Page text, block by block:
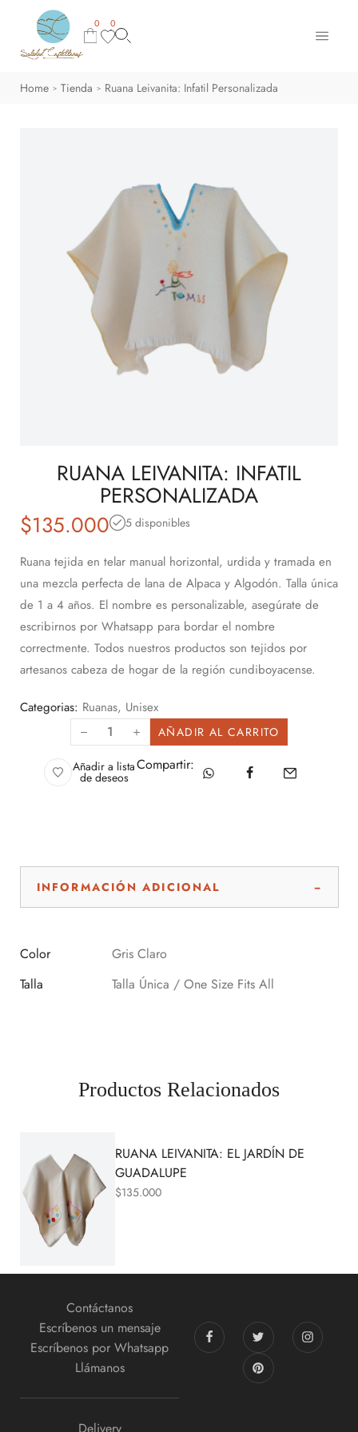
0 0
Home > Tienda > Ruana Leivanita: Infatil Personalizada
RUANA LEIVANITA: INFATIL
PERSONALIZADA
$135.000 5 disponibles
Ruana tejida en telar manual horizontal, urdida y tramada en
una mezcla perfecta de lana de Alpaca y Algodón. Talla única
de 1 a 4 años. El nombre es personalizable, asegúrate de
escribirnos por Whatsapp para bordar el nombre
correctmente. Todos nuestros productos son tejidos por
artesanos cabeza de hogar de la región cundiboyacense.
Categorias: Ruanas, Unisex
AÑADIR AL CARRITO
Añadir a lista
de deseos
Compartir:
INFORMACIÓN ADICIONAL
Color
Gris Claro
Talla
Talla Única / One Size Fits All
Productos Relacionados
RUANA LEIVANITA: EL JARDÍN DE
GUADALUPE
$135.000
Contáctanos
Escríbenos un mensaje
Escríbenos por Whatsapp
Llámanos